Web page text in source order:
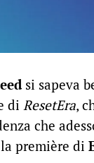
si sapeva
di ResetEra,
che
première di